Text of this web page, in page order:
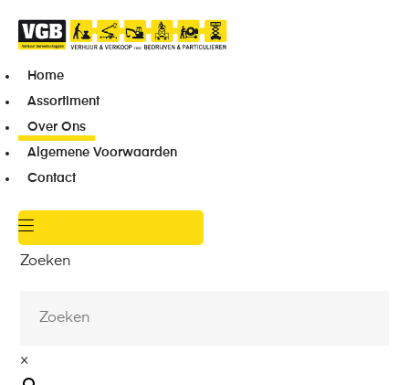
Home
Assortiment
Over Ons
Algemene Voorwaarden
Contact
Zoeken
×